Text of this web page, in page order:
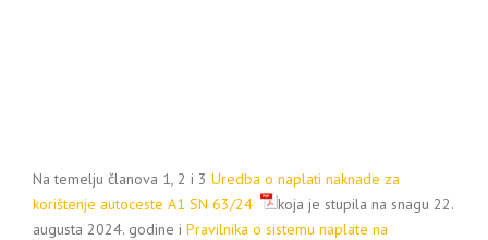
Na temelju članova 1, 2 i 3 Uredba o naplati naknade za
korištenje autoceste A1 SN 63/24
koja je stupila na snagu 22.
augusta 2024. godine i Pravilnika o sistemu naplate na